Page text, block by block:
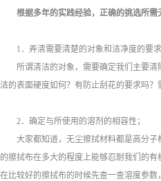
根据多年的实践经验，正确的挑选所需
1．弄清需要清楚的对象和洁净度的要求
所谓清洁的对象，需要确定我们主要
洁的表面硬度如何？有防止刮花的要求吗
2．确定与所使用的溶剂的相容性；
大家都知道，无尘擦拭材料都是高分
的擦拭布在多大的程度上能够忍耐我们的
在比较好的擦拭布的时候先查一查溶度参